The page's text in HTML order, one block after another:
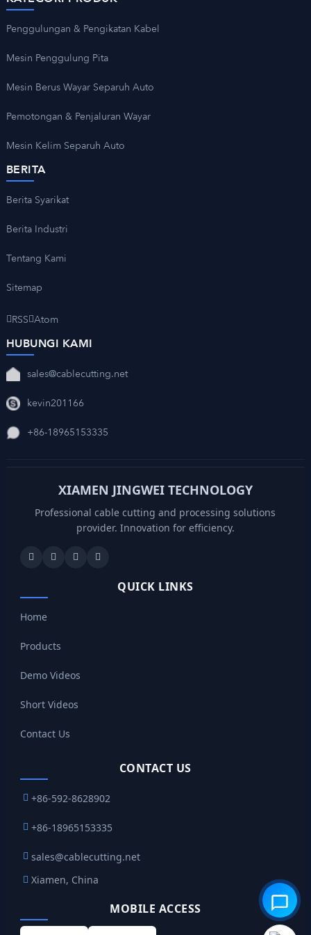
Penggulungan & Pengikatan Kabel
Mesin Penggulung Pita
Mesin Berus Wayar Separuh Auto
Pemotongan & Penjaluran Wayar
Mesin Kelim Separuh Auto
BERITA
Berita Syarikat
Berita Industri
Tentang Kami
Sitemap
RSS Atom
HUBUNGI KAMI
sales@cablecutting.net
kevin201166
+86-18965153335
XIAMEN JINGWEI TECHNOLOGY
Professional cable cutting and processing solutions
provider. Innovation for efficiency.
QUICK LINKS
Home
Products
Demo Videos
Short Videos
Contact Us
CONTACT US
+86-592-8628902
+86-18965153335
sales@cablecutting.net
Xiamen, China
MOBILE ACCESS